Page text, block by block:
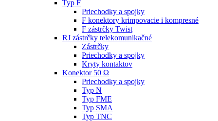
Typ F
Priechodky a spojky
F konektory krimpovacie i kompresné
F zástrčky Twist
RJ zástrčky telekomunikačné
Zástrčky
Priechodky a spojky
Kryty kontaktov
Konektor 50 Ω
Priechodky a spojky
Typ N
Typ FME
Typ SMA
Typ TNC